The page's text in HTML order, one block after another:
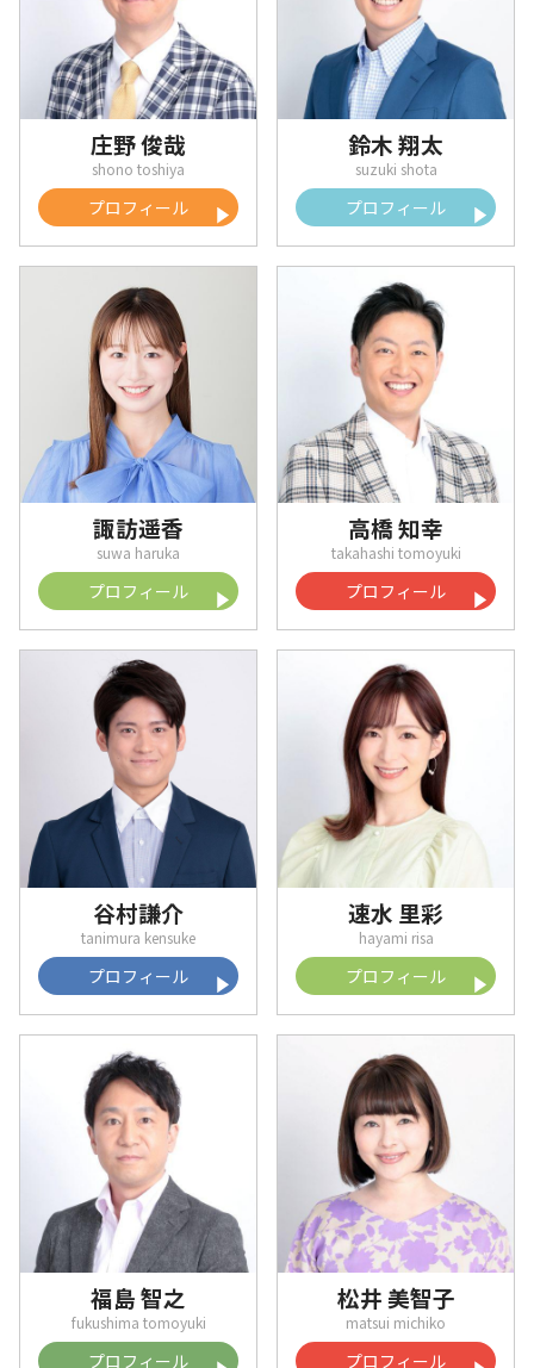
庄野 俊哉
プロフィール
鈴木 翔太
プロフィール
諏訪遥香
プロフィール
高橋 知幸
プロフィール
谷村謙介
プロフィール
速水 里彩
プロフィール
福島 智之
プロフィール
松井 美智子
プロフィール